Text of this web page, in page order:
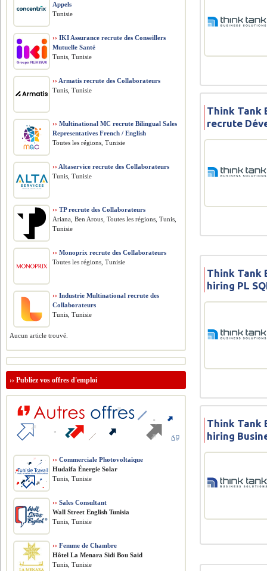
Think Tank
recrute
Think Tank
hiring PL
Think Tank
hiring
Appels
Tunisie
›› IKI Assurance recrute des Conseillers
Mutuelle Santé
Tunis, Tunisie
›› Armatis recrute des Collaborateurs
Tunis, Tunisie
›› Multinational MC recrute Bilingual Sales
Representatives French / English
Toutes les régions, Tunisie
›› Altaservice recrute des Collaborateurs
Tunis, Tunisie
›› TP recrute des Collaborateurs
Ariana, Ben Arous, Toutes les régions, Tunis,
Tunisie
›› Monoprix recrute des Collaborateurs
Toutes les régions, Tunisie
›› Industrie Multinational recrute des
Collaborateurs
Tunis, Tunisie
Aucun article trouvé.
››Publiez vos offres d'emploi
›› Commerciale Photovoltaïque
Hudaifa Énergie Solar
Tunis, Tunisie
›› Sales Consultant
Wall Street English Tunisia
Tunis, Tunisie
›› Femme de Chambre
Hôtel La Menara Sidi Bou Said
Tunis, Tunisie